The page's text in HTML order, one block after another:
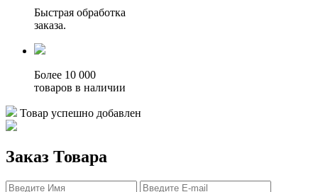
Быстрая обработка
заказа.
Более 10 000
товаров в наличии
Товар успешно добавлен
Заказ Товара